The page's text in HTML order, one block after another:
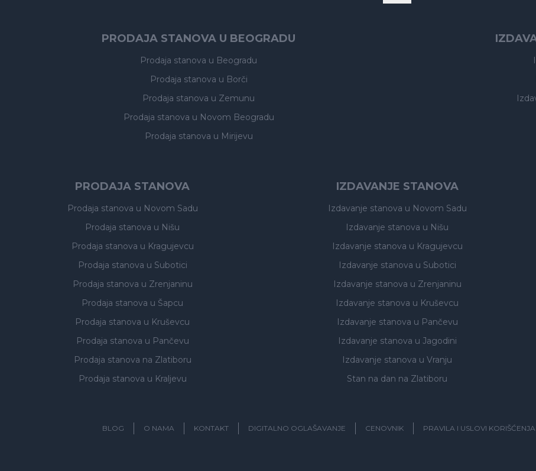
PRODAJA STANOVA U BEOGRADU
Prodaja stanova u Beogradu
Prodaja stanova u Borči
Prodaja stanova u Zemunu
Prodaja stanova u Novom Beogradu
Prodaja stanova u Mirijevu
PRODAJA STANOVA
Prodaja stanova u Novom Sadu
Prodaja stanova u Nišu
Prodaja stanova u Kragujevcu
Prodaja stanova u Subotici
Prodaja stanova u Zrenjaninu
Prodaja stanova u Šapcu
Prodaja stanova u Kruševcu
Prodaja stanova u Pančevu
Prodaja stanova na Zlatiboru
Prodaja stanova u Kraljevu
IZDAVANJE STANOVA
Izdavanje stanova u Novom Sadu
Izdavanje stanova u Nišu
Izdavanje stanova u Kragujevcu
Izdavanje stanova u Subotici
Izdavanje stanova u Zrenjaninu
Izdavanje stanova u Kruševcu
Izdavanje stanova u Pančevu
Izdavanje stanova u Jagodini
Izdavanje stanova u Vranju
Stan na dan na Zlatiboru
BLOG O NAMA KONTAKT DIGITALNO OGLAŠAVANJE CENOVNIK PRAVILA I USLOVI KORIŠĆENJA